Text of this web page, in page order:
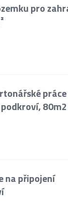
pro
80m2
na připojení